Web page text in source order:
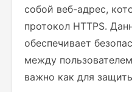
собой веб-адрес,
протокол HTTPS.
обеспечивает
между
важно как для